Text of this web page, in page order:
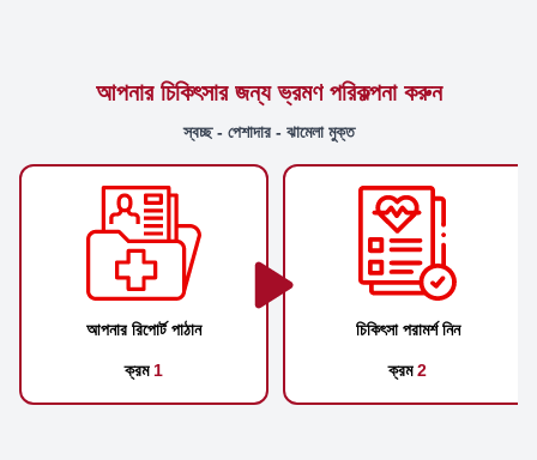
আপনার চিকিৎসার জন্য ভ্রমণ পরিকল্পনা করুন
স্বচ্ছ - পেশাদার - ঝামেলা মুক্ত
আপনার রিপোর্ট পাঠান
ক্রম 1
চিকিৎসা পরামর্শ নিন
ক্রম2